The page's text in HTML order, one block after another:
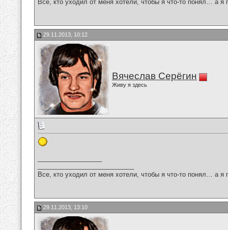
Все, кто уходил от меня хотели, чтобы я что-то понял… а
29.11.2013, 10:12
Вячеслав Серёгин
Живу я здесь
Все, кто уходил от меня хотели, чтобы я что-то понял… а
29.11.2013, 13:10